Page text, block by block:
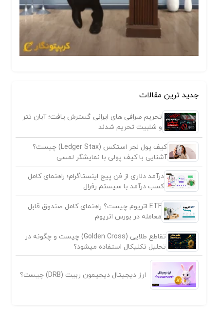
جدید ترین مقالات
تحریم صرافی های ایرانی گسترش یافت؛ آبان تتر
و شلبیت تحریم شدند
کیف پول لجر استکس (Ledger Stax) چیست؟
آشنایی با کیف پولی با نمایشگر لمسی
درآمد دلاری از فن پیج اینستاگرام؛ راهنمای کامل
کسب درآمد با سیستم رفرال
ETF اتریوم چیست؟ راهنمای کامل صندوق قابل
معامله در بورس اتریوم
تقاطع طلایی (Golden Cross) چیست و چگونه در
تحلیل تکنیکال استفاده میشود؟
ارز دیجیتال دیجیمون ربیت (DRB) چیست؟